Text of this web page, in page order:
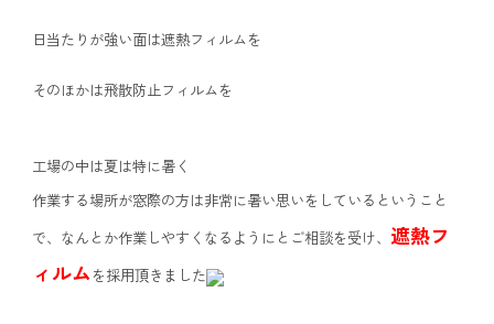
日当たりが強い面は遮熱フィルムを
そのほかは飛散防止フィルムを
工場の中は夏は特に暑く
作業する場所が窓際の方は非常に暑い思いをしているということ
で、なんとか作業しやすくなるようにとご相談を受け、 遮熱フ
ィルムを採用頂きました